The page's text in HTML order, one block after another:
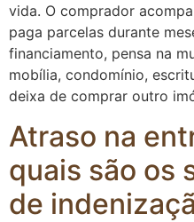
vida. O comprador
paga parcelas durante
financiamento, pensa na
mobília, condomínio,
deixa de comprar outro
Atraso na
quais são os
de